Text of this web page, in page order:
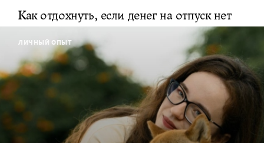
Как отдохнуть, если денег на отпуск нет
ЛИЧНЫЙ ОПЫТ